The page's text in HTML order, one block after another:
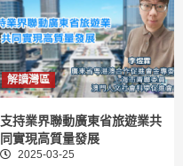
解讀灣區
支持業界聯動廣東省旅遊業共
同實現高質量發展
2025-03-25